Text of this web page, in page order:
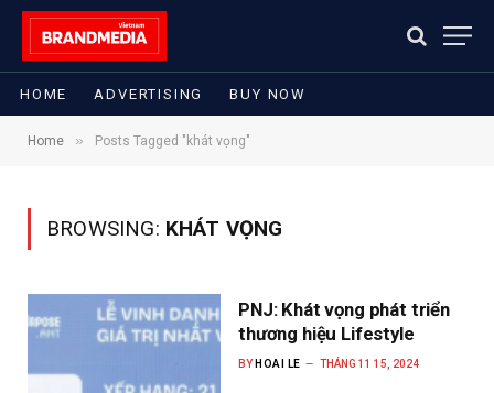
HOME ADVERTISING BUY NOW
Home » Posts Tagged "khát vọng"
BROWSING: KHÁT VỌNG
PNJ: Khát vọng phát triển
thương hiệu Lifestyle
BY HOAI LE THÁNG 11 15, 2024